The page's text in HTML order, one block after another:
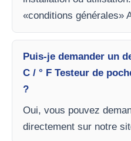
«conditions générales»
Puis-je demander un
C / ° F Testeur de
?
Oui, vous pouvez
directement sur notre